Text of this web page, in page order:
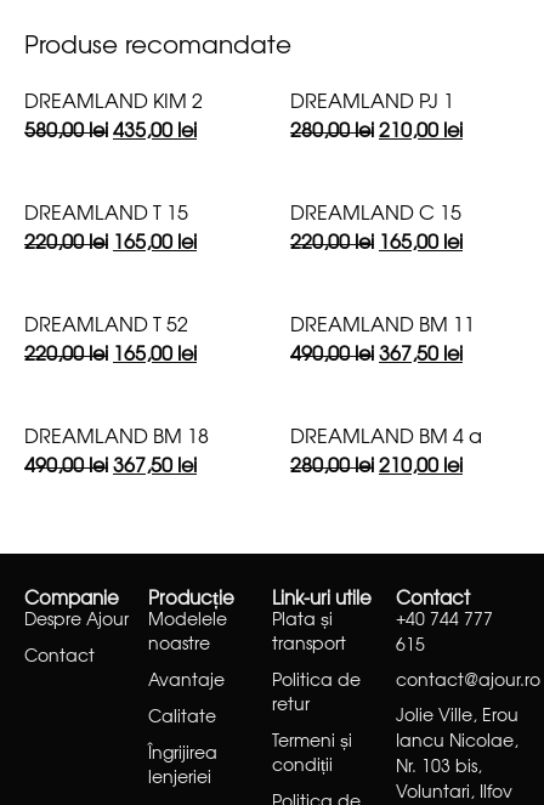
Produse recomandate
DREAMLAND KIM 2
580,00lei 435,00 lei
DREAMLAND PJ 1
280,00lei 210,00 lei
DREAMLAND T 15
220,00lei 165,00 lei
DREAMLAND C 15
220,00lei 165,00 lei
DREAMLAND T 52
220,00lei 165,00 lei
DREAMLAND BM 11
490,00lei 367,50 lei
DREAMLAND BM 18
490,00lei 367,50 lei
DREAMLAND BM 4 a
280,00lei 210,00 lei
Companie
Despre Ajour
Contact
Producție
Modelele
noastre
Avantaje
Calitate
Îngrijirea
lenjeriei
Link-uri utile
Plata și
transport
Politica de
retur
Termeni și
condiții
Contact
+40 744 777
615
contact@ajour.ro
Jolie Ville, Erou
Iancu Nicolae,
Nr. 103 bis,
Voluntari, Ilfov